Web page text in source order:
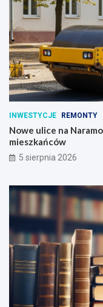
INWESTYCJE REMONTY
Nowe ulice na
mieszkańców
5 sierpnia 2026